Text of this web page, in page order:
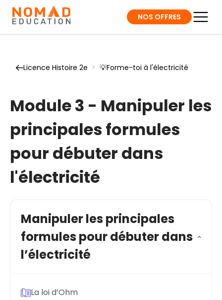
NOS OFFRES
Licence Histoire 2e > 💡Forme-toi à l'électricité
Module 3 - Manipuler les
principales formules
pour débuter dans
l'électricité
Manipuler les principales
formules pour débuter dans
l’électricité
La loi d’Ohm